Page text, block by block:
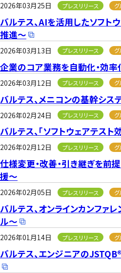
2026年03月25日 プレスリリース
バルテス、AIを活用したソフト
推進～
2026年03月13日 プレスリリース
企業のコア業務を自動化・効率
2026年03月12日 プレスリリース
バルテス、メニコンの基幹シ
2026年02月24日 プレスリリース
バルテス、「ソフトウェアテス
2026年02月12日 プレスリリース
仕様変更・改善・引き継ぎを前
援～
2026年02月05日 プレスリリース
バルテス、オンラインカンフ
ル～
2026年01月14日 プレスリリース
バルテス、エンジニアの